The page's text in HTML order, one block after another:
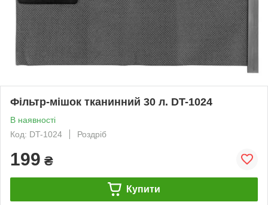
Фільтр-мішок тканинний 30 л. DT-1024
В наявності
Код: DT-1024
Роздріб
199 ₴
Купити